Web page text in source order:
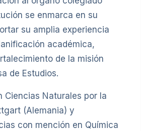
se enmarca en su
su amplia experiencia
académica,
de la misión
de Estudios.
Ciencias Naturales por la
(Alemania) y
con mención en Química